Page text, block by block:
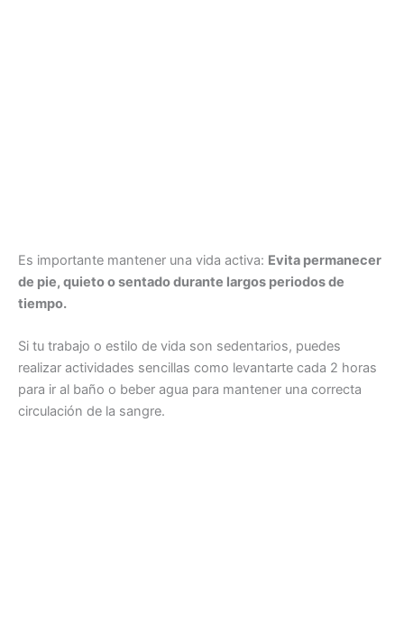
Es importante mantener una vida activa: Evita permanecer
de pie, quieto o sentado durante largos periodos de
tiempo.
Si tu trabajo o estilo de vida son sedentarios, puedes
realizar actividades sencillas como levantarte cada 2 horas
para ir al baño o beber agua para mantener una correcta
circulación de la sangre.